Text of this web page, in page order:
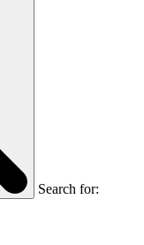
Search for: